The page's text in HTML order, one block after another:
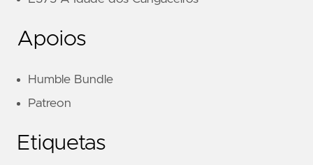
Apoios
Humble Bundle
Patreon
Etiquetas